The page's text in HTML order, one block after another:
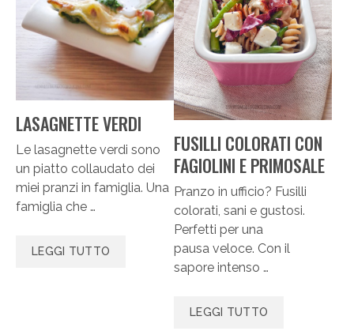
LASAGNETTE VERDI
Le lasagnette verdi sono
un piatto collaudato dei
miei pranzi in famiglia. Una
famiglia che …
LEGGI TUTTO
FUSILLI COLORATI CON
FAGIOLINI E PRIMOSALE
Pranzo in ufficio? Fusilli
colorati, sani e gustosi.
Perfetti per una
pausa veloce. Con il
sapore intenso …
LEGGI TUTTO